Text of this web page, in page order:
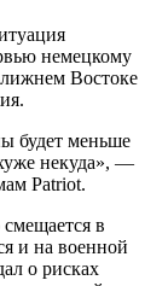
немецкому
Востоке
будет меньше
некуда», —
Patriot.
в
и на военной
о рисках